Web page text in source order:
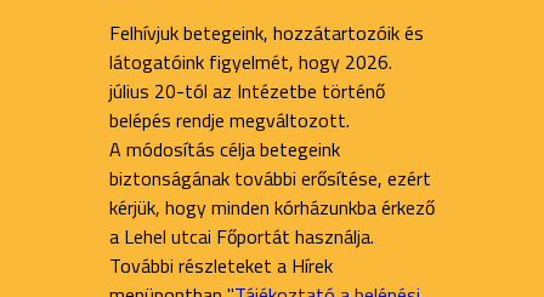
Felhívjuk betegeink, hozzátartozóik és
látogatóink figyelmét, hogy 2026.
július 20-tól az Intézetbe történő
belépés rendje megváltozott.
A módosítás célja betegeink
biztonságának további erősítése, ezért
kérjük, hogy minden kórházunkba érkező
a Lehel utcai Főportát használja.
További részleteket a Hírek